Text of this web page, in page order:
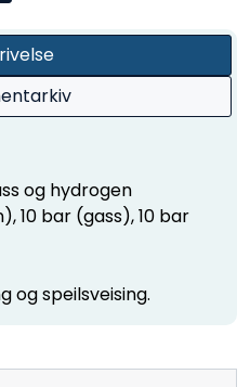
og hydrogen
10 bar (gass), 10 bar